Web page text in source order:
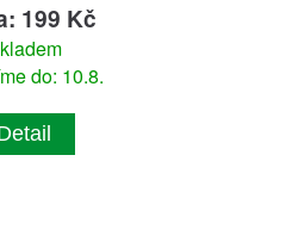
199 Kč
do: 10.8.